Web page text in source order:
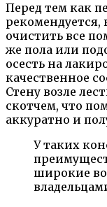
Перед тем как
рекомендуется,
очистить все
же пола или
осесть на
качественное
Стену возле
скотчем, что
аккуратно и
У таких
широкие